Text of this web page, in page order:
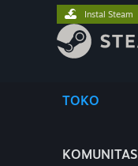
TOKO
KOMUNITAS
Instal Steam